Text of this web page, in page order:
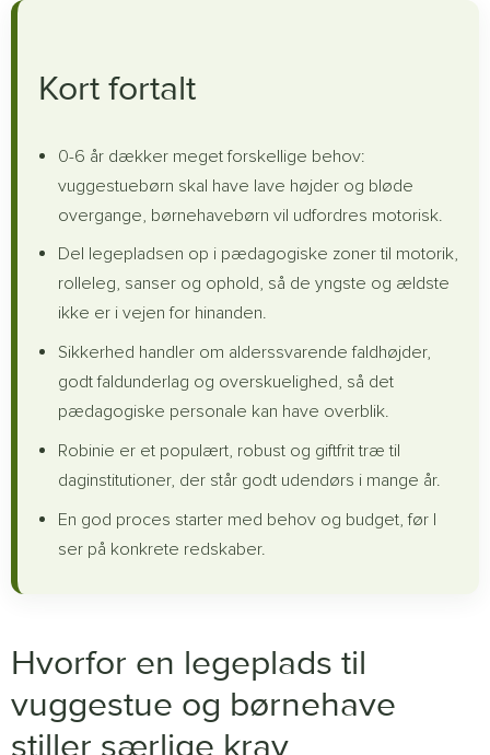
Kort fortalt
0-6 år dækker meget forskellige behov:
vuggestuebørn skal have lave højder og bløde
overgange, børnehavebørn vil udfordres motorisk.
Del legepladsen op i pædagogiske zoner til motorik,
rolleleg, sanser og ophold, så de yngste og ældste
ikke er i vejen for hinanden.
Sikkerhed handler om alderssvarende faldhøjder,
godt faldunderlag og overskuelighed, så det
pædagogiske personale kan have overblik.
Robinie er et populært, robust og giftfrit træ til
daginstitutioner, der står godt udendørs i mange år.
En god proces starter med behov og budget, før I
ser på konkrete redskaber.
Hvorfor en legeplads til
vuggestue og børnehave
stiller særlige krav